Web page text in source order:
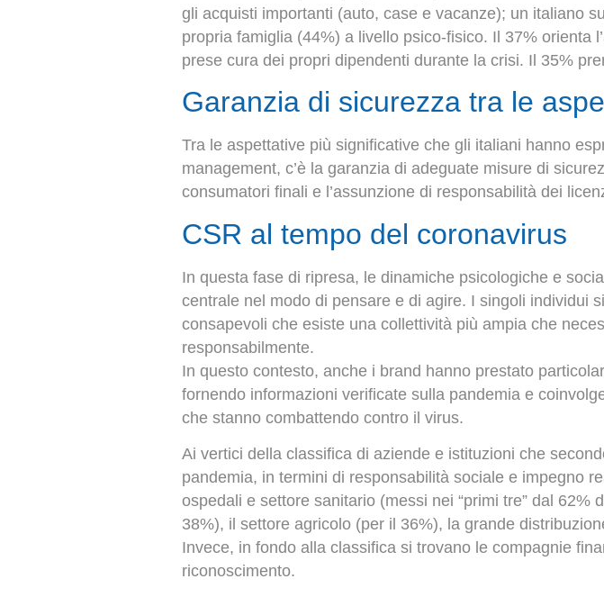
gli acquisti importanti (auto, case e vacanze); un italiano
propria famiglia (44%) a livello psico-fisico. Il 37% orienta
prese cura dei propri dipendenti durante la crisi. Il 35%
Garanzia di sicurezza tra le
Tra le aspettative più significative che gli italiani hanno
management, c’è la garanzia di adeguate misure di
consumatori finali e l’assunzione di responsabilità dei
CSR al tempo del coronavirus
In questa fase di ripresa, le dinamiche psicologiche e
centrale nel modo di pensare e di agire. I singoli individui
consapevoli che esiste una collettività più ampia che
responsabilmente.
In questo contesto, anche i brand hanno prestato
fornendo informazioni verificate sulla pandemia e
che stanno combattendo contro il virus.
Ai vertici della classifica di aziende e istituzioni che
pandemia, in termini di responsabilità sociale e impegno
ospedali e settore sanitario (messi nei “primi tre” dal
38%), il settore agricolo (per il 36%), la grande
Invece, in fondo alla classifica si trovano le compagnie
riconoscimento.